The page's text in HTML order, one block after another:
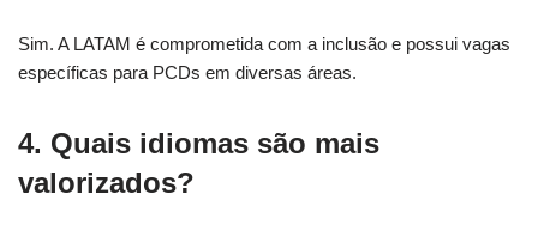
Sim. A LATAM é comprometida com a inclusão e possui vagas
específicas para PCDs em diversas áreas.
4. Quais idiomas são mais
valorizados?